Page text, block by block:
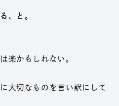
、と。
楽かもしれない。
大切なものを言い訳にして